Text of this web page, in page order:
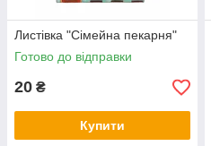
Листівка "Сімейна пекарня"
Готово до відправки
20 ₴
Купити